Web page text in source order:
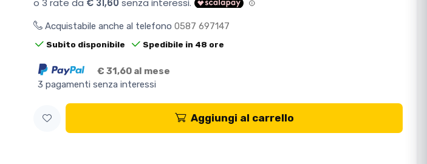
Acquistabile anche al telefono 0587 697147
Subito disponibile Spedibile in 48 ore
€ 31,60 al mese
3 pagamenti senza interessi
Aggiungi al carrello